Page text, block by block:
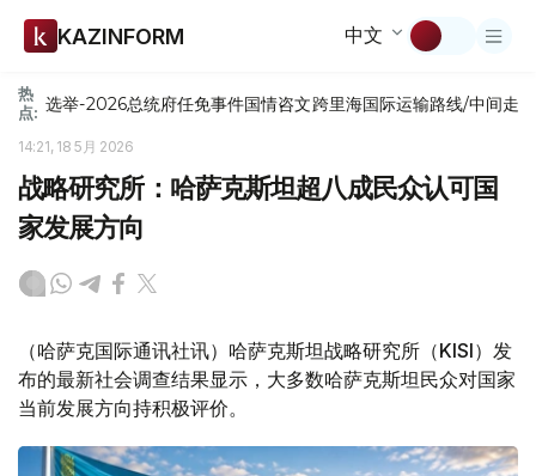
KAZINFORM 中文
热
点: 选举-2026总统府任免事件国情咨文跨里海国际运输路线/中间走廊
14:21, 18 5月 2026
战略研究所：哈萨克斯坦超八成民众认可国
家发展方向
（哈萨克国际通讯社讯）哈萨克斯坦战略研究所（KISI）发
布的最新社会调查结果显示，大多数哈萨克斯坦民众对国家
当前发展方向持积极评价。